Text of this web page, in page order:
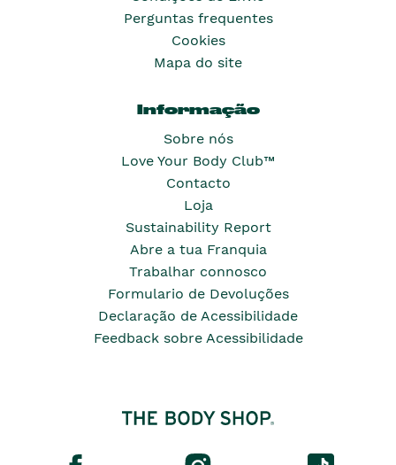
Perguntas frequentes
Cookies
Mapa do site
Informação
Sobre nós
Love Your Body Club™
Contacto
Loja
Sustainability Report
Abre a tua Franquia
Trabalhar connosco
Formulario de Devoluções
Declaração de Acessibilidade
Feedback sobre Acessibilidade